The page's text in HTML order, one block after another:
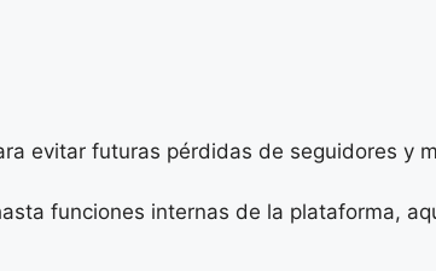
evitar futuras pérdidas de seguidores y
funciones internas de la plataforma,